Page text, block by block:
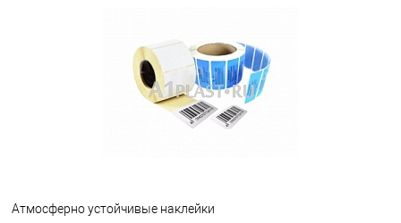
Атмосферно устойчивые наклейки